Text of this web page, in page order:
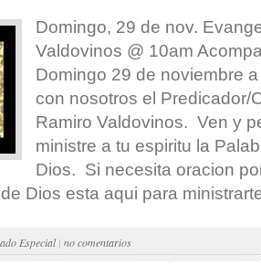
Domingo, 29 de nov.
Valdovinos @ 10am
Domingo 29 de noviembre
con nosotros el Predicador/
Ramiro Valdovinos. Ven y
ministre a tu espiritu la
Dios. Si necesita oracion
Dios esta aqui para
Especial| no comentarios